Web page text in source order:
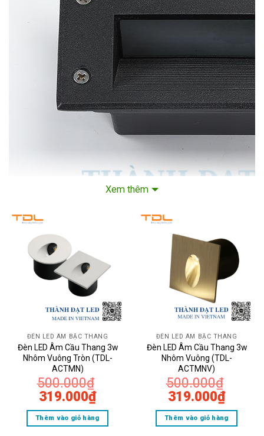
Đèn LED Âm Cầu
Cấu tạo: Đèn LED âm cầu thang này
vuông, bề mặt nhẵn mịn và tinh tế. Bên
có tuổi thọ cao.
Đặc điểm:
Xem thêm
ĐÈN LED ÂM BẬC THANG
Đèn LED Âm Cầu Thang 3w
Nhôm Vuông Tròn (TDL-
ACTMN)
500.000₫
Giá
gốc
là:
319.000₫Giá
hiện
tại
Thêm vào giỏ hàng
ĐÈN LED ÂM BẬC THANG
Đèn LED Âm Cầu Thang 3w
Nhôm Vuông (TDL-
ACTMNV)
500.000₫
Giá
gốc
là:
319.000₫Giá
hiện
tại
Thêm vào giỏ hàng